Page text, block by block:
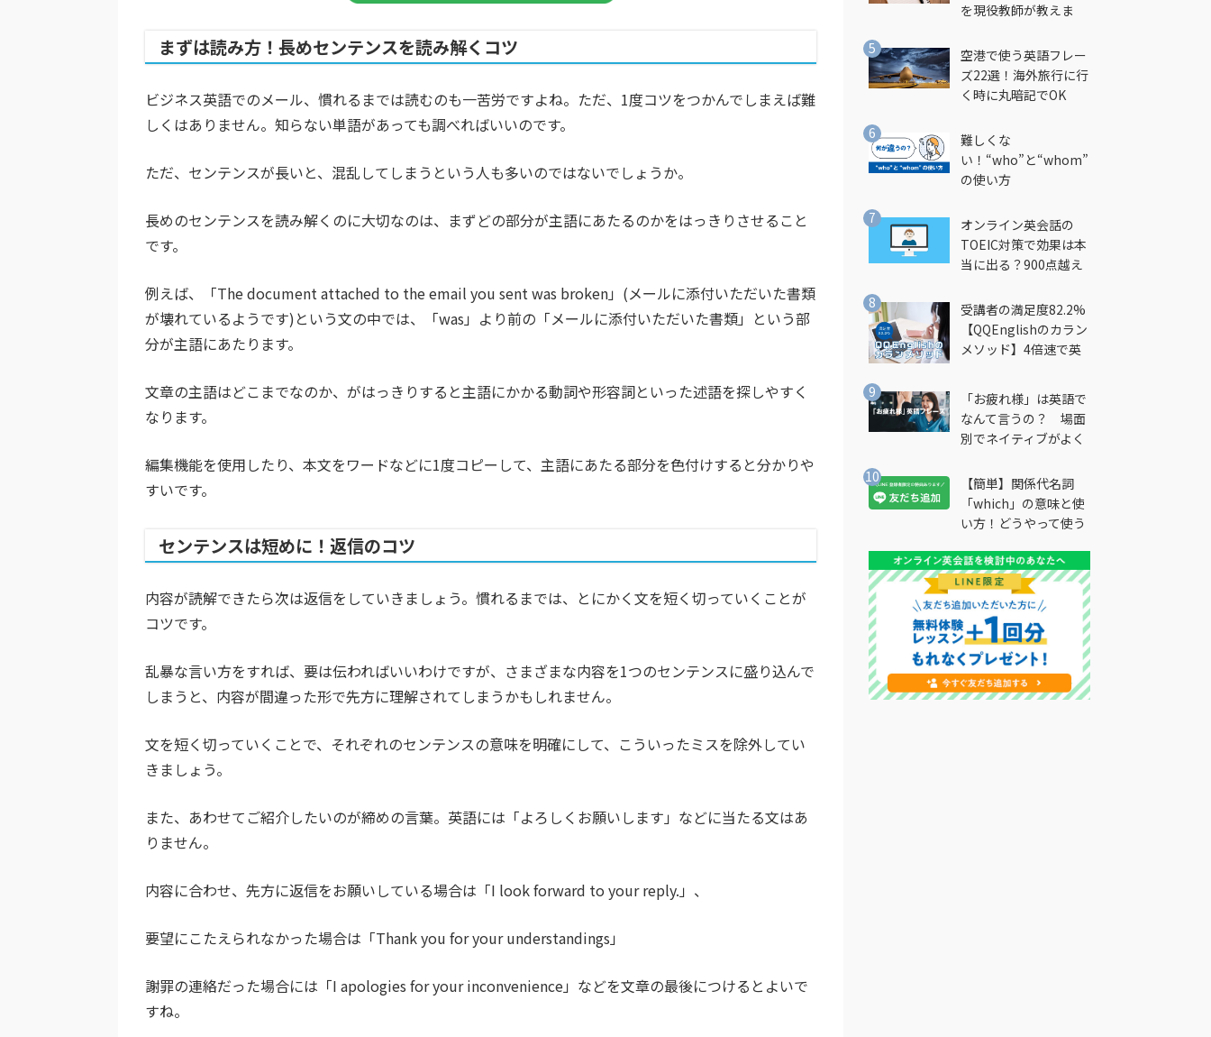
まずは読み方！長めセンテンスを読み解くコツ
ビジネス英語でのメール、慣れるまでは読むのも一苦労ですよね。ただ、1度コツをつかんでしまえば難
しくはありません。知らない単語があっても調べればいいのです。
ただ、センテンスが長いと、混乱してしまうという人も多いのではないでしょうか。
長めのセンテンスを読み解くのに大切なのは、まずどの部分が主語にあたるのかをはっきりさせること
です。
例えば、「The document attached to the email you sent was broken」(メールに添付いただいた書類
が壊れているようです)という文の中では、「was」より前の「メールに添付いただいた書類」という部
分が主語にあたります。
文章の主語はどこまでなのか、がはっきりすると主語にかかる動詞や形容詞といった述語を探しやすく
なります。
編集機能を使用したり、本文をワードなどに1度コピーして、主語にあたる部分を色付けすると分かりや
すいです。
センテンスは短めに！返信のコツ
内容が読解できたら次は返信をしていきましょう。慣れるまでは、とにかく文を短く切っていくことが
コツです。
乱暴な言い方をすれば、要は伝わればいいわけですが、さまざまな内容を1つのセンテンスに盛り込んで
しまうと、内容が間違った形で先方に理解されてしまうかもしれません。
文を短く切っていくことで、それぞれのセンテンスの意味を明確にして、こういったミスを除外してい
きましょう。
また、あわせてご紹介したいのが締めの言葉。英語には「よろしくお願いします」などに当たる文はあ
りません。
内容に合わせ、先方に返信をお願いしている場合は「I look forward to your reply.」、
要望にこたえられなかった場合は「Thank you for your understandings」
謝罪の連絡だった場合には「I apologies for your inconvenience」などを文章の最後につけるとよいで
すね。
を現役教師が教えま
空港で使う英語フレー
ズ22選！海外旅行に行
く時に丸暗記でOK
難しくな
い！“who”と“whom”
の使い方
オンライン英会話の
TOEIC対策で効果は本
当に出る？900点越え
受講者の満足度82.2%
【QQEnglishのカラン
メソッド】4倍速で英
法とは？
「お疲れ様」は英語で
なんて言うの？ 場面
別でネイティブがよく
説
【簡単】関係代名詞
「which」の意味と使
い方！どうやって使う